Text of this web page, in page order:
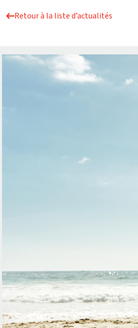
Retour à la liste d’actualités